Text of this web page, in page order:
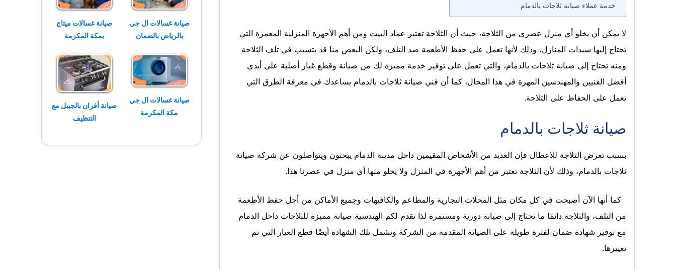
خدمة عملاء صيانة ثلاجات بالدمام
لا يمكن أن يخلو أي منزل عصري من الثلاجة، حيث أن الثلاجة تعتبر عماد البيت ومن أهم الأجهزة المنزلية المعمرة التي
تحتاج إليها سيدات المنازل، وذلك لأنها تعمل على حفظ الأطعمة ضد التلف، ولكن البعض منا قد يتسبب في تلف الثلاجة
ومنه تحتاج إلى صيانة ثلاجات بالدمام، والتي تعمل على توفير خدمة مميزة لك من صيانة وقطع غيار أصلية على أيدي
أفضل الفنيين والمهندسين المهرة في هذا المجال، كما أن فني صيانة ثلاجات بالدمام يساعدك في معرفة الطرق التي
تعمل على الحفاظ على الثلاجة.
صيانة ثلاجات بالدمام
بسبب تعرض الثلاجة للاعطال فإن العديد من الأشخاص المقيمين داخل مدينة الدمام يبحثون ويتواصلون عن شركة صيانة
ثلاجات بالدمام، وذلك لأن الثلاجة تعتبر من أهم الأجهزة في المنزل ولا يخلو منها أي منزل في عصرنا هذا.
كما أنها الآن أصبحت في كل مكان مثل المحلات التجارية والمطاعم والكافيهات وجميع الأماكن من أجل حفظ الأطعمة
من التلف، والثلاجة دائمًا ما تحتاج إلى صيانة دورية ومستمرة لذا تقدم لكم الهندسية صيانة مميزة للثلاجات داخل الدمام
مع توفير شهادة ضمان لفترة طويلة على الصيانة المقدمة من الشركة وتشمل تلك الشهادة أيضًا قطع الغيار التي تم
تغييرها.
صيانة غسالات ال جي
بالرياض بالضمان
صيانة غسالات ميتاج
بمكة المكرمة
صيانة غسالات ال جي
مكة المكرمة
صيانة أفران بالجبيل مع
التنظيف